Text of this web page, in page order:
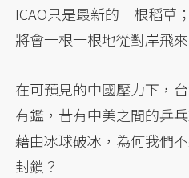
ICAO只是最新的一根稻草
將會一根一根地從對岸飛來
在可預見的中國壓力下，
有鑑，昔有中美之間的乒
藉由冰球破冰，為何我們
封鎖？